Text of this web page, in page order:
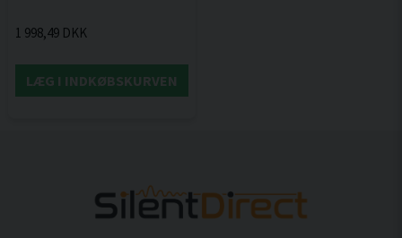
1 998,49 DKK
LÆG I INDKØBSKURVEN